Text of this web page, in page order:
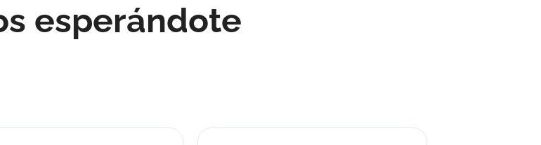
esperándote